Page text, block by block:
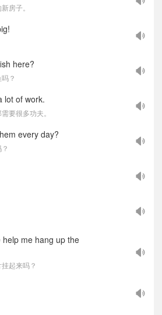
房子。
here?
？
lot of work.
要很多功夫。
every day?
help me hang up the
起来吗？